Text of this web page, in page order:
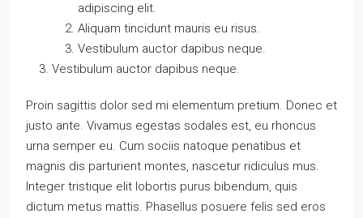
adipiscing elit.
Aliquam tincidunt mauris eu risus.
Vestibulum auctor dapibus neque.
Vestibulum auctor dapibus neque.
Proin sagittis dolor sed mi elementum pretium. Donec et
justo ante. Vivamus egestas sodales est, eu rhoncus
urna semper eu. Cum sociis natoque penatibus et
magnis dis parturient montes, nascetur ridiculus mus.
Integer tristique elit lobortis purus bibendum, quis
dictum metus mattis. Phasellus posuere felis sed eros